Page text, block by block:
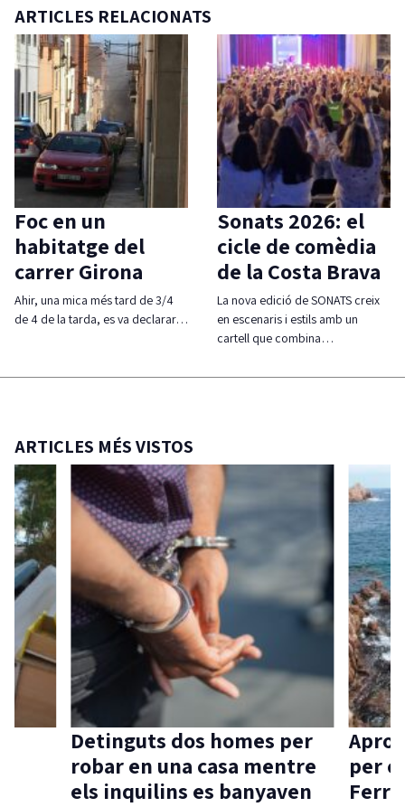
ARTICLES RELACIONATS
Foc en un
habitatge del
carrer Girona
Ahir, una mica més tard de 3/4
de 4 de la tarda, es va declarar…
Sonats 2026: el
cicle de comèdia
de la Costa Brava
La nova edició de SONATS creix
en escenaris i estils amb un
cartell que combina…
ARTICLES MÉS VISTOS
Detinguts dos homes per
robar en una casa mentre
els inquilins es banyaven
per